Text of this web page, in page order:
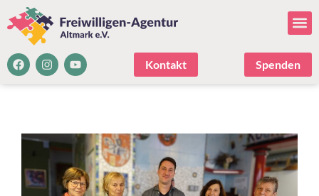
Kontakt Spenden